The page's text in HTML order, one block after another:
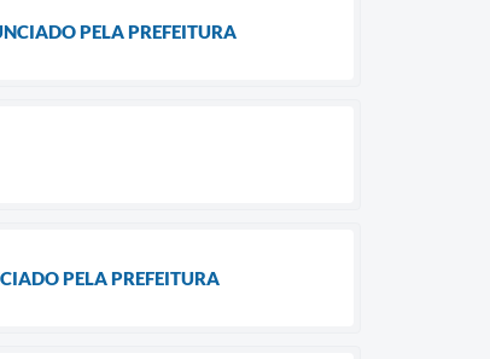
PELA PREFEITURA
PELA PREFEITURA